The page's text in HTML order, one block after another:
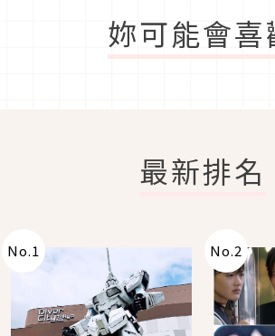
妳可能會喜
最新排名
No.1 No.2